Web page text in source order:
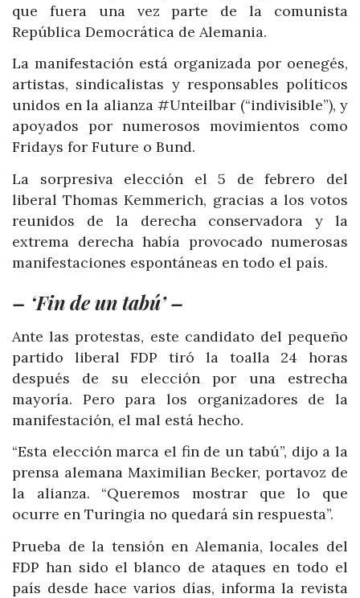
que fuera una vez parte de la comunista
República Democrática de Alemania.
La manifestación está organizada por oenegés,
artistas, sindicalistas y responsables políticos
unidos en la alianza #Unteilbar (“indivisible”), y
apoyados por numerosos movimientos como
Fridays for Future o Bund.
La sorpresiva elección el 5 de febrero del
liberal Thomas Kemmerich, gracias a los votos
reunidos de la derecha conservadora y la
extrema derecha había provocado numerosas
manifestaciones espontáneas en todo el país.
– ‘Fin de un tabú’ –
Ante las protestas, este candidato del pequeño
partido liberal FDP tiró la toalla 24 horas
después de su elección por una estrecha
mayoría. Pero para los organizadores de la
manifestación, el mal está hecho.
“Esta elección marca el fin de un tabú”, dijo a la
prensa alemana Maximilian Becker, portavoz de
la alianza. “Queremos mostrar que lo que
ocurre en Turingia no quedará sin respuesta”.
Prueba de la tensión en Alemania, locales del
FDP han sido el blanco de ataques en todo el
país desde hace varios días, informa la revista